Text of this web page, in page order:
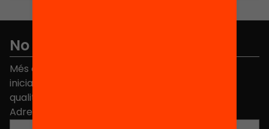
No et perdis res
Més de 40.000 persones ja han triat Equitat. Rep
iniciatives, propostes i projectes per millorar la
qualitat de l'educació a Catalunya.
Adreça electrònica